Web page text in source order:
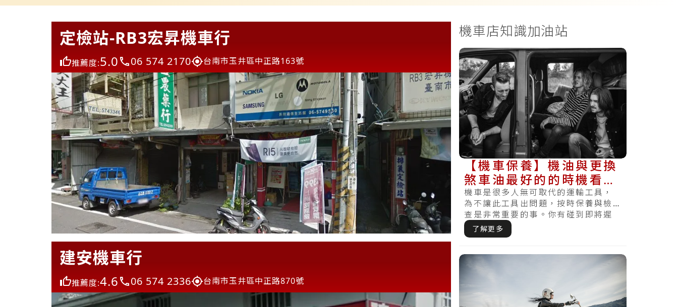
定檢站-RB3宏昇機車行
推薦度:5.0 06 574 2170 台南市玉井區中正路163號
建安機車行
推薦度:4.6 06 574 2336 台南市玉井區中正路870號
機車店知識加油站
【機車保養】機油與更換
煞車油最好的的時機看這
邊！
機車是很多人無可取代的運輸工具，
為不讓此工具出問題，按時保養與檢
查是非常重要的事。你有碰到即將遲
到急著出門時，發覺電瓶沒電怎麼樣
皆無法驅.....
了解更多